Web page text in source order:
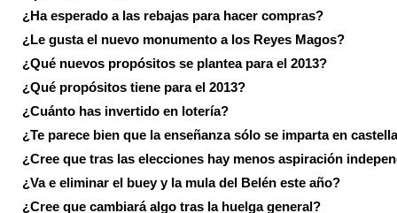
¿Ha esperado a las rebajas para hacer compras?
¿Le gusta el nuevo monumento a los Reyes Magos?
¿Qué nuevos propósitos se plantea para el 2013?
¿Qué propósitos tiene para el 2013?
¿Cuánto has invertido en lotería?
¿Te parece bien que la enseñanza sólo se imparta en
¿Cree que tras las elecciones hay menos aspiración
¿Va e eliminar el buey y la mula del Belén este año?
¿Cree que cambiará algo tras la huelga general?